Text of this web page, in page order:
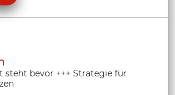
steht bevor +++ Strategie für